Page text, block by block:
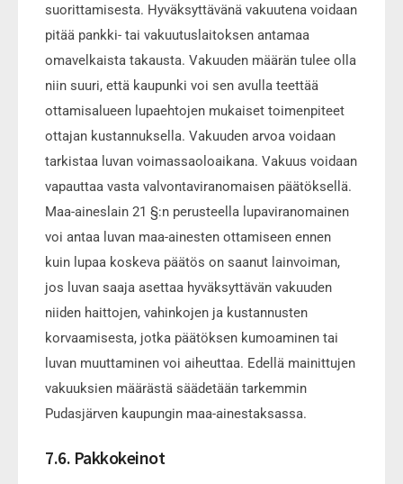
suorittamisesta. Hyväksyttävänä vakuutena voidaan
pitää pankki- tai vakuutuslaitoksen antamaa
omavelkaista takausta. Vakuuden määrän tulee olla
niin suuri, että kaupunki voi sen avulla teettää
ottamisalueen lupaehtojen mukaiset toimenpiteet
ottajan kustannuksella. Vakuuden arvoa voidaan
tarkistaa luvan voimassaoloaikana. Vakuus voidaan
vapauttaa vasta valvontaviranomaisen päätöksellä.
Maa-aineslain 21 §:n perusteella lupaviranomainen
voi antaa luvan maa-ainesten ottamiseen ennen
kuin lupaa koskeva päätös on saanut lainvoiman,
jos luvan saaja asettaa hyväksyttävän vakuuden
niiden haittojen, vahinkojen ja kustannusten
korvaamisesta, jotka päätöksen kumoaminen tai
luvan muuttaminen voi aiheuttaa. Edellä mainittujen
vakuuksien määrästä säädetään tarkemmin
Pudasjärven kaupungin maa-ainestaksassa.
7.6. Pakkokeinot